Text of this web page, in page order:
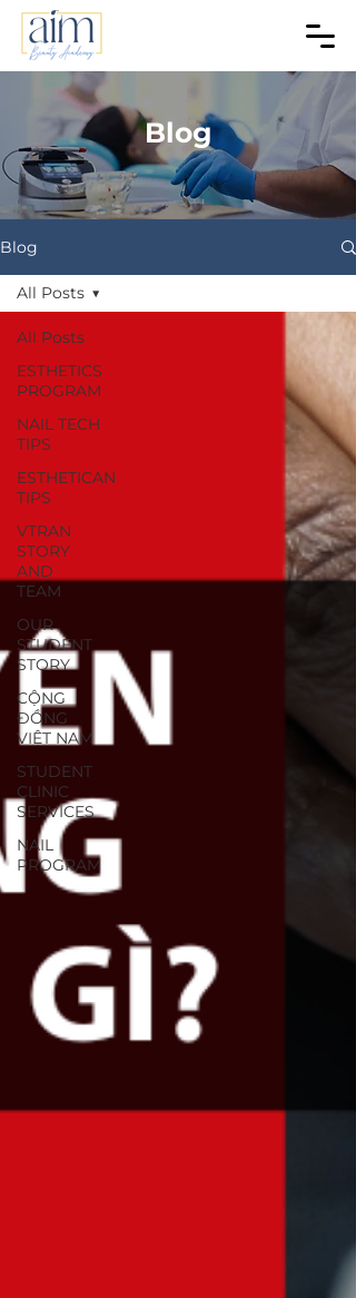
Blog
Blog
All Posts
ESTHETICS
PROGRAM
NAIL TECH
TIPS
ESTHETICAN
TIPS
VTRAN
STORY
AND
TEAM
OUR
STUDENT
STORY
CỘNG
ĐỒNG
VIỆT NAM
STUDENT
CLINIC
SERVICES
NAIL
PROGRAM
All Posts